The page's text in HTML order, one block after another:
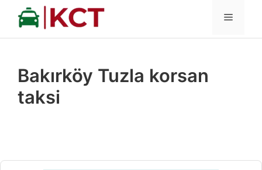
İçeriğe
MENÜ
Bakırköy Tuzla korsan
taksi